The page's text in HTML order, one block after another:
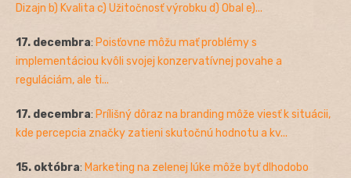
Dizajn b) Kvalita c) Užitočnosť výrobku d) Obal e)...
17. decembra: Poisťovne môžu mať problémy s
implementáciou kvôli svojej konzervatívnej povahe a
reguláciám, ale ti...
17. decembra: Prílišný dôraz na branding môže viesť k situácii,
kde percepcia značky zatieni skutočnú hodnotu a kv...
15. októbra: Marketing na zelenej lúke môže byť dlhodobo